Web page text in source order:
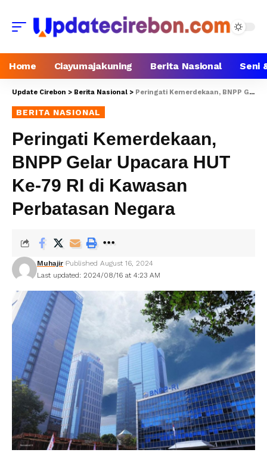
Home Ciayumajakuning Berita Nasional Seni
Update Cirebon > Berita Nasional > Peringati Kemerdekaan, BNPP Gelar Upacara HUT Ke-79 RI di Kawasan Perbatasan Negara
BERITA NASIONAL
Peringati Kemerdekaan,
BNPP Gelar Upacara HUT
Ke-79 RI di Kawasan
Perbatasan Negara
Last updated: 2024/08/16 at 4:23 AM
Muhajir Published August 16, 2024